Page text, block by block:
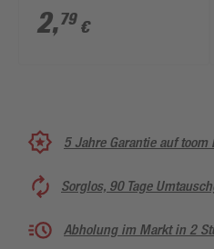
2,79 €
5 Jahre Garantie auf toom
Sorglos, 90 Tage
Abholung im Markt in 2